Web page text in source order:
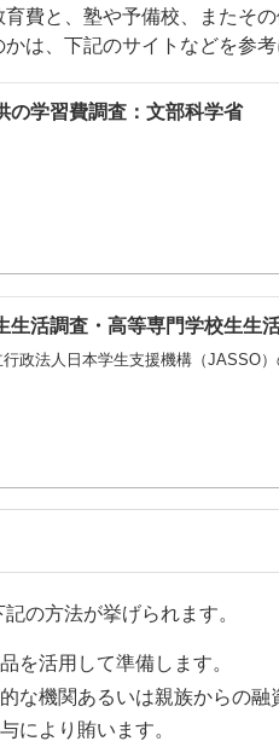
費と、塾や予備校、またそ
は、下記のサイトなどを参考
の学習費調査：文部科学省
生活調査・高等専門学校生生
政法人日本学生支援機構（JASSO）
の方法が挙げられます。
を活用して準備します。
な機関あるいは親族からの融
により賄います。